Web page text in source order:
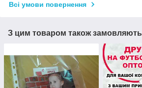
Всі умови повернення
З цим товаром також замовляють